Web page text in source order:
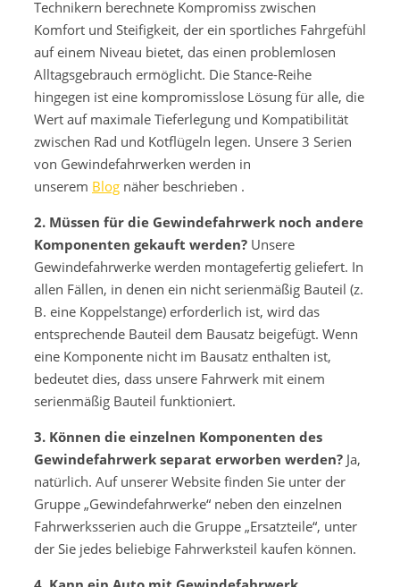
Technikern berechnete Kompromiss zwischen
Komfort und Steifigkeit, der ein sportliches Fahrgefühl
auf einem Niveau bietet, das einen problemlosen
Alltagsgebrauch ermöglicht. Die Stance-Reihe
hingegen ist eine kompromisslose Lösung für alle, die
Wert auf maximale Tieferlegung und Kompatibilität
zwischen Rad und Kotflügeln legen. Unsere 3 Serien
von Gewindefahrwerken werden in
unserem Blog näher beschrieben .
2. Müssen für die Gewindefahrwerk noch andere
Komponenten gekauft werden? Unsere
Gewindefahrwerke werden montagefertig geliefert. In
allen Fällen, in denen ein nicht serienmäßig Bauteil (z.
B. eine Koppelstange) erforderlich ist, wird das
entsprechende Bauteil dem Bausatz beigefügt. Wenn
eine Komponente nicht im Bausatz enthalten ist,
bedeutet dies, dass unsere Fahrwerk mit einem
serienmäßig Bauteil funktioniert.
3. Können die einzelnen Komponenten des
Gewindefahrwerk separat erworben werden? Ja,
natürlich. Auf unserer Website finden Sie unter der
Gruppe „Gewindefahrwerke“ neben den einzelnen
Fahrwerksserien auch die Gruppe „Ersatzteile“, unter
der Sie jedes beliebige Fahrwerksteil kaufen können.